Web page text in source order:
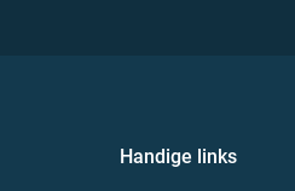
Handige links